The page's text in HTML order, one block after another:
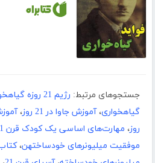
جستجوهای مرتبط: رژیم 21 روزه گیاهخواری
گیاهخواری،آموزش جاوا در 21 روز ،
روز، مهارت‌های اساسی یک کودک قرن 21
موفقیت میلیونرهای خودساختهن،